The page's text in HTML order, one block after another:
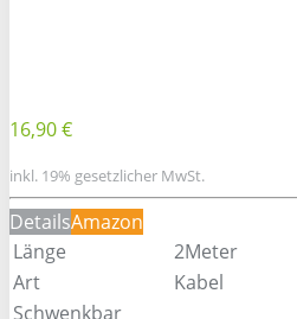
16,90 €
inkl. 19% gesetzlicher MwSt.
DetailsAmazon
Länge
2Meter
Art
Kabel
Schwenkbar